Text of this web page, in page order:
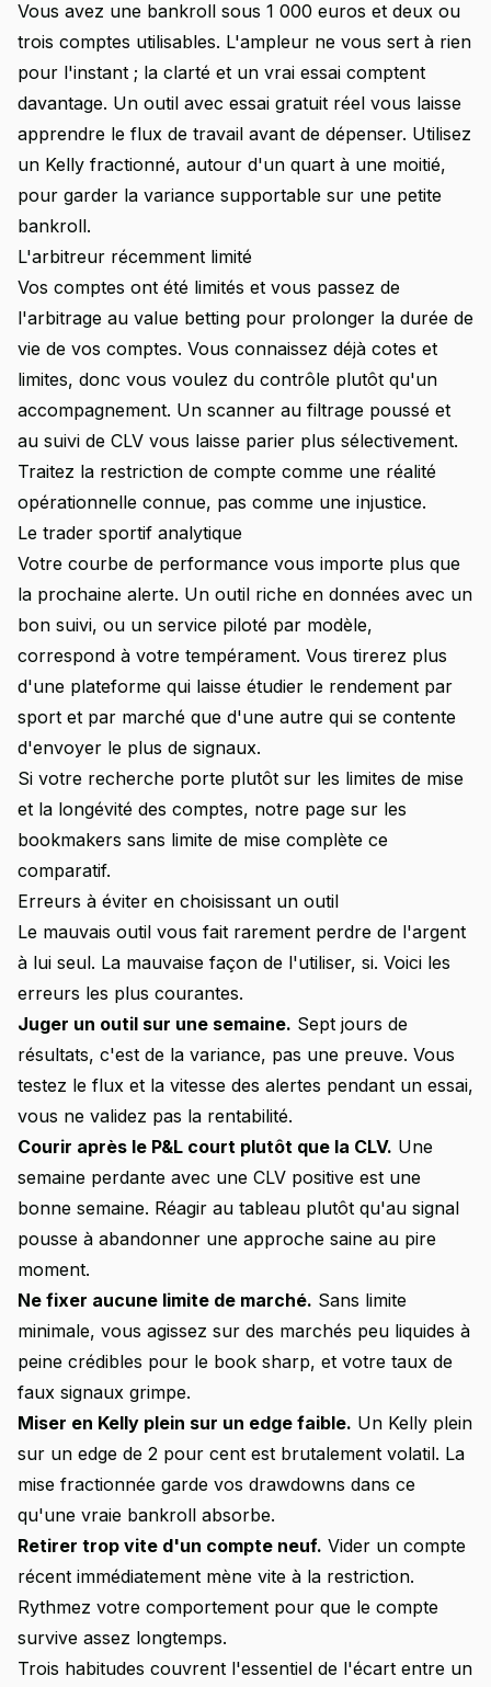
Vous avez une bankroll sous 1 000 euros et deux ou
trois comptes utilisables. L'ampleur ne vous sert à rien
pour l'instant ; la clarté et un vrai essai comptent
davantage. Un outil avec essai gratuit réel vous laisse
apprendre le flux de travail avant de dépenser. Utilisez
un Kelly fractionné, autour d'un quart à une moitié,
pour garder la variance supportable sur une petite
bankroll.
L'arbitreur récemment limité
Vos comptes ont été limités et vous passez de
l'arbitrage au value betting pour prolonger la durée de
vie de vos comptes. Vous connaissez déjà cotes et
limites, donc vous voulez du contrôle plutôt qu'un
accompagnement. Un scanner au filtrage poussé et
au suivi de CLV vous laisse parier plus sélectivement.
Traitez la restriction de compte comme une réalité
opérationnelle connue, pas comme une injustice.
Le trader sportif analytique
Votre courbe de performance vous importe plus que
la prochaine alerte. Un outil riche en données avec un
bon suivi, ou un service piloté par modèle,
correspond à votre tempérament. Vous tirerez plus
d'une plateforme qui laisse étudier le rendement par
sport et par marché que d'une autre qui se contente
d'envoyer le plus de signaux.
Si votre recherche porte plutôt sur les limites de mise
et la longévité des comptes, notre page sur les
bookmakers sans limite de mise complète ce
comparatif.
Erreurs à éviter en choisissant un outil
Le mauvais outil vous fait rarement perdre de l'argent
à lui seul. La mauvaise façon de l'utiliser, si. Voici les
erreurs les plus courantes.
Juger un outil sur une semaine. Sept jours de
résultats, c'est de la variance, pas une preuve. Vous
testez le flux et la vitesse des alertes pendant un essai,
vous ne validez pas la rentabilité.
Courir après le P&L court plutôt que la CLV. Une
semaine perdante avec une CLV positive est une
bonne semaine. Réagir au tableau plutôt qu'au signal
pousse à abandonner une approche saine au pire
moment.
Ne fixer aucune limite de marché. Sans limite
minimale, vous agissez sur des marchés peu liquides à
peine crédibles pour le book sharp, et votre taux de
faux signaux grimpe.
Miser en Kelly plein sur un edge faible. Un Kelly plein
sur un edge de 2 pour cent est brutalement volatil. La
mise fractionnée garde vos drawdowns dans ce
qu'une vraie bankroll absorbe.
Retirer trop vite d'un compte neuf. Vider un compte
récent immédiatement mène vite à la restriction.
Rythmez votre comportement pour que le compte
survive assez longtemps.
Trois habitudes couvrent l'essentiel de l'écart entre un